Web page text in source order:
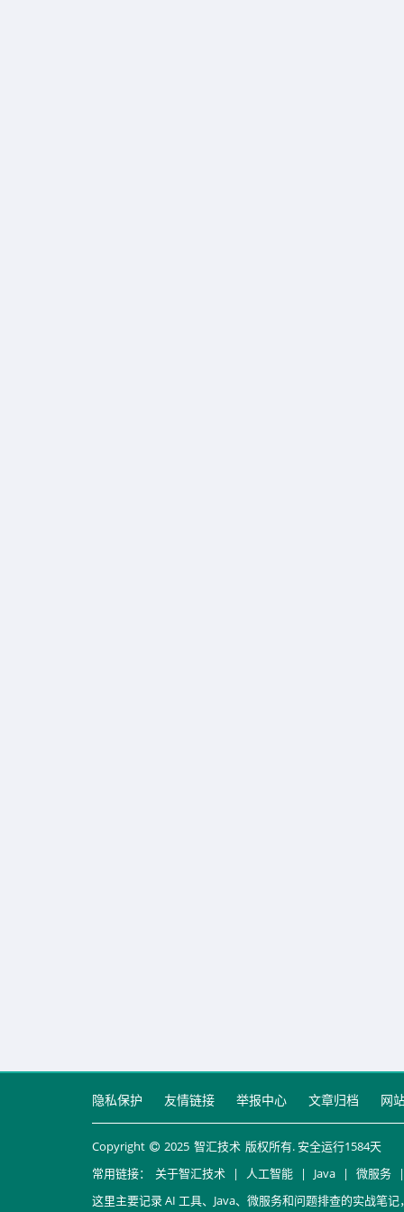
隐私保护 友情链接 举报中心 文章归档 网
Copyright 2025 智汇技术 版权所有. 安全运行1584天
常用链接：
关于智汇技术 | 人工智能 | Java | 微服务
这里主要记录 AI 工具、Java、微服务和问题排查的实战笔